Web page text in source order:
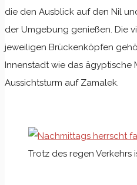
die den Ausblick auf den Nil
der Umgebung genießen. Die
jeweiligen Brückenköpfen
Innenstadt wie das ägyptische
Aussichtsturm auf Zamalek.
Trotz des regen Verkehrs